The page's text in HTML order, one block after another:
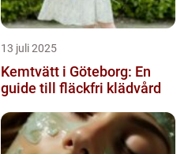
13 juli 2025
Kemtvätt i Göteborg: En
guide till fläckfri klädvård